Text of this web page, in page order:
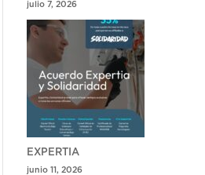
julio 7, 2026
EXPERTIA
junio 11, 2026